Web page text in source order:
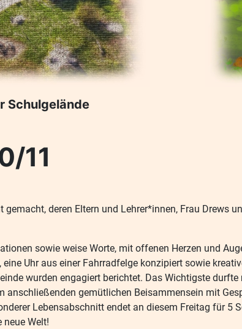
Schulgelände
11
deren Eltern und Lehrer*innen, Frau Drews
sowie weise Worte, mit offenen Herzen und
Uhr aus einer Fahrradfelge konzipiert sowie
wurden engagiert berichtet. Das Wichtigste
gemütlichen Beisammensein mit
Lebensabschnitt endet an diesem Freitag für
Welt!